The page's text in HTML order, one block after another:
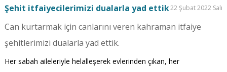
Şehit itfaiyecilerimizi dualarla yad ettik22 Şubat 2022 Salı
Can kurtarmak için canlarını veren kahraman itfaiye
şehitlerimizi dualarla yad ettik.
Her sabah aileleriyle helalleşerek evlerinden çıkan, her